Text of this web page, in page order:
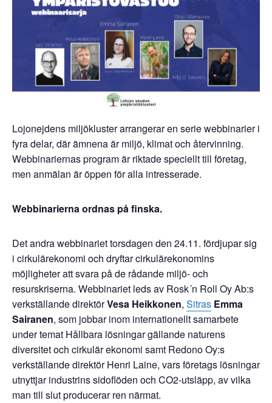
Lojonejdens miljökluster arrangerar en serie webbinarier i
fyra delar, där ämnena är miljö, klimat och återvinning.
Webbinariernas program är riktade speciellt till företag,
men anmälan är öppen för alla intresserade.
Webbinarierna ordnas på finska.
Det andra webbinariet torsdagen den 24.11. fördjupar sig
i cirkulärekonomi och dryftar cirkulärekonomins
möjligheter att svara på de rådande miljö- och
resurskriserna. Webbinariet leds av Rosk´n Roll Oy Ab:s
verkställande direktörVesa Heikkonen, Sitras Emma
Sairanen, som jobbar inom internationellt samarbete
under temat Hållbara lösningar gällande naturens
diversitet och cirkulär ekonomi samt Redono Oy:s
verkställande direktör Henri Laine, vars företags lösningar
utnyttjar industrins sidoflöden och CO2-utsläpp, av vilka
man till slut producerar ren närmat.